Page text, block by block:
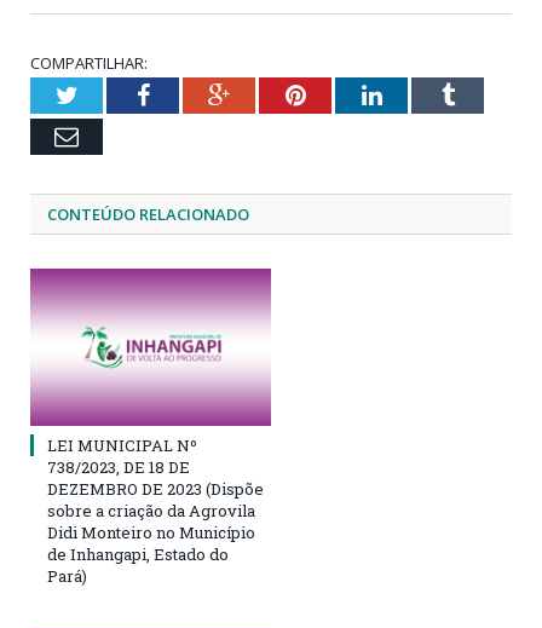
COMPARTILHAR:
TwitterFacebookGoogle+PinterestLinkedInTumblr
Email
CONTEÚDO RELACIONADO
LEI MUNICIPAL Nº
738/2023, DE 18 DE
DEZEMBRO DE 2023 (Dispõe
sobre a criação da Agrovila
Didi Monteiro no Município
de Inhangapi, Estado do
Pará)